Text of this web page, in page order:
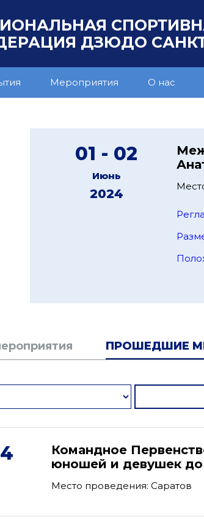
ДЗЮДО
Мероприятия О нас
01 - 02
Июнь
2024
ПРОШЕДШИЕ
Командное
юношей и девушек до
Место проведения: Саратов